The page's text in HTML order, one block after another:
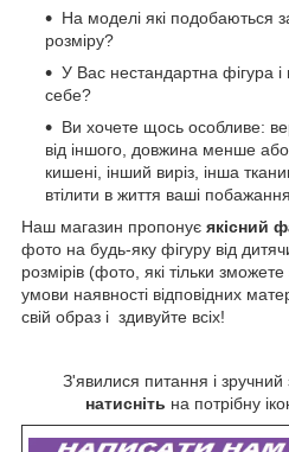
На моделі які подобаються
розміру?
У Вас нестандартна фігура і
себе?
Ви хочете щось особливе:
від іншого, довжина менше або
кишені, інший виріз, інша
втілити в життя ваші
Наш магазин пропонує якісний
фото на будь-яку фігуру від
розмірів (фото, які тільки
умови наявності відповідних
свій образ і здивуйте всіх!
З'явилися питання і
натисніть на потрібну